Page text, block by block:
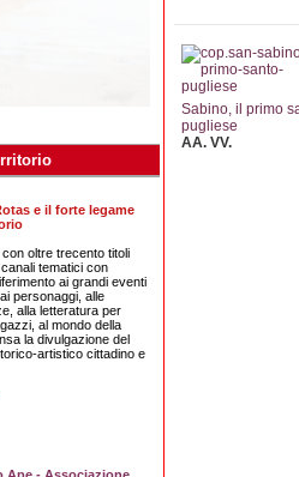
e il forte legame
oltre trecento titoli
tematici con
ai grandi eventi
personaggi, alle
alla letteratura per
al mondo della
la divulgazione del
artistico cittadino e
Sabino, il primo
pugliese
AA. VV.